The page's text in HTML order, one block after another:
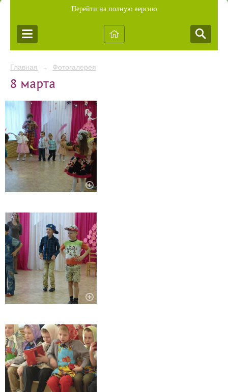
Перейти на полную версию
Главная → Фотогалерея
8 марта